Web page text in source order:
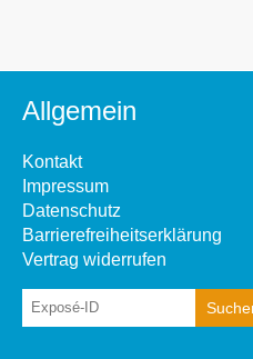
Allgemein
Kontakt
Impressum
Datenschutz
Barrierefreiheitserklärung
Vertrag widerrufen